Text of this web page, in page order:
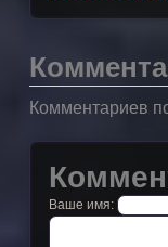
Комментариев
Ваше имя: